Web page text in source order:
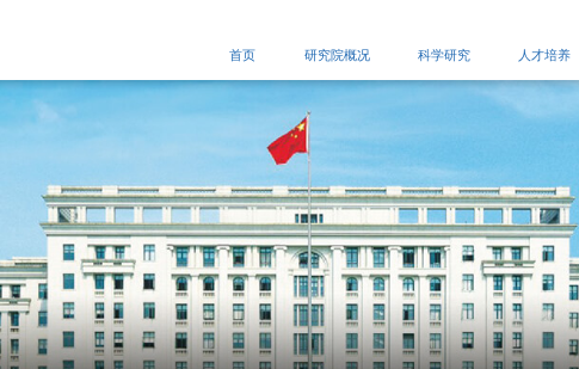
首页 研究院概况 科学研究 人才培养